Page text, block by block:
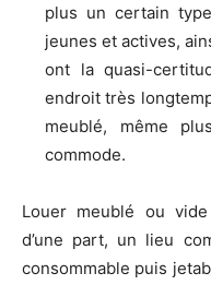
plus un certain
jeunes et actives,
ont la quasi-
endroit très
meublé, même
commode.
Louer meublé ou
d’une part, un lieu
consommable puis